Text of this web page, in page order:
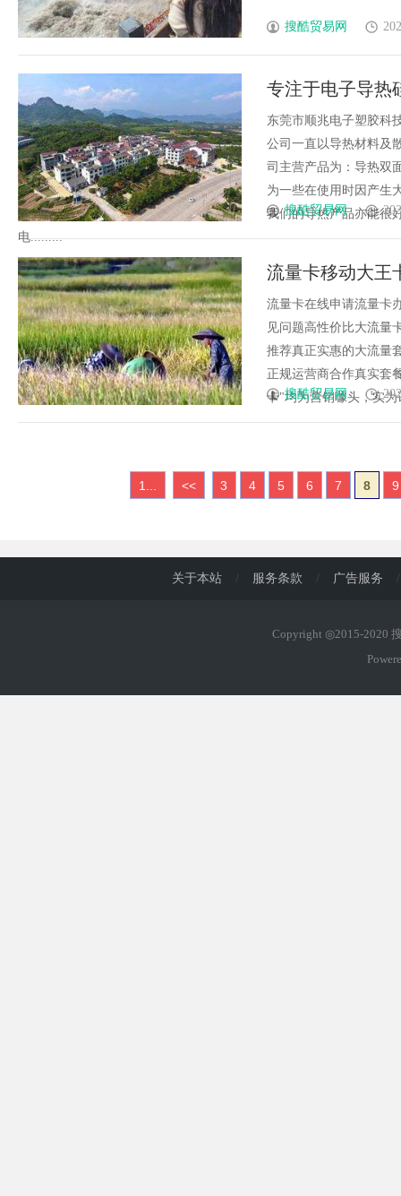
搜酷贸易网
专注于电子导热
胶科技有限公司
东莞市顺兆电子塑胶科
公司一直以导热材料及
司主营产品为：导热双
为一些在使用时因产生
我们的导热产品亦能很
电.........
搜酷贸易网
流量卡移动大王
流量卡在线申请流量卡
见问题高性价比大流量
推荐真正实惠的大流量
正规运营商合作真实套
卡"均为营销噱头，实
搜酷贸易网
1... << 3 4 5 6 7 8 9
关于本站 / 服务条款 / 广告服务 /
Copyright ◎2015-2020